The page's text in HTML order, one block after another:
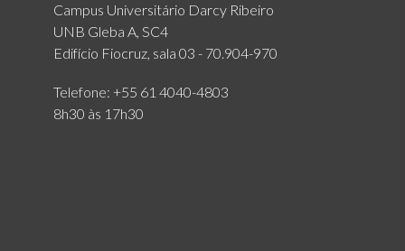
Campus Universitário Darcy Ribeiro
UNB Gleba A, SC4
Edifício Fiocruz, sala 03 - 70.904-970
Telefone: +55 61 4040-4803
8h30 às 17h30